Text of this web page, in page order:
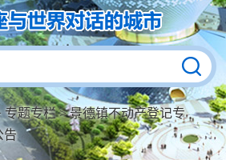
专题专栏>景德镇不动产登记专
告